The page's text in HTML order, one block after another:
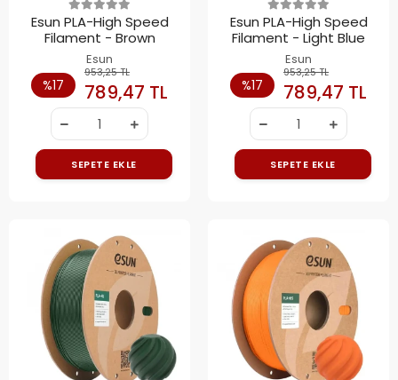
Esun PLA-High Speed
Filament - Brown
Esun
%17
953,25 TL
789,47 TL
SEPETE EKLE
Esun PLA-High Speed
Filament - Light Blue
Esun
%17
953,25 TL
789,47 TL
SEPETE EKLE